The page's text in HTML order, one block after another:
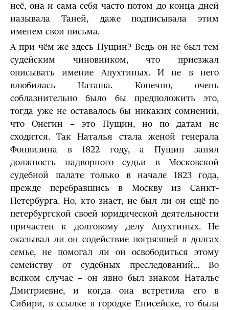
неё, она и сама себя часто потом до конца дней
называла Таней, даже подписывала этим
именем свои письма.
А при чём же здесь Пущин? Ведь он не был тем
судейским чиновником, что приезжал
описывать имение Апухтиных. И не в него
влюбилась Наташа. Конечно, очень
соблазнительно было бы предположить это,
тогда уже не оставалось бы никаких сомнений,
что Онегин – это Пущин, но по датам не
сходится. Так Наталья стала женой генерала
Фонвизина в 1822 году, а Пущин занял
должность надворного судьи в Московской
судебной палате только в начале 1823 года,
прежде перебравшись в Москву из Санкт-
Петербурга. Но, кто знает, не был ли он ещё по
петербургской своей юридической деятельности
причастен к долговому делу Апухтиных. Не
оказывал ли он содействие погрязшей в долгах
семье, не помогал ли он освободиться этому
семейству от судебных преследований... Во
всяком случае – он явно был знаком Наталье
Дмитриевне, и когда она встретила его в
Сибири, в ссылке в городке Енисейске, то была